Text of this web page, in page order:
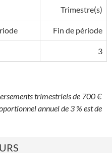
Trimestre(s)
Fin de période
3
trimestriels de 700 €
annuel de 3 % est de